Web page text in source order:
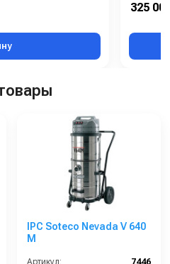
325
IPC Soteco Nevada V 640
M
Артикул:
7446